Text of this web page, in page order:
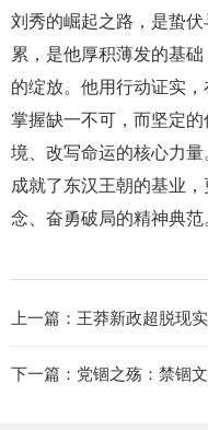
刘秀的崛起之路，是蛰
累，是他厚积薄发的基
的绽放。他用行动证实
掌握缺一不可，而坚定
境、改写命运的核心力
成就了东汉王朝的基业
念、奋勇破局的精神典范
上一篇： 王莽新政超脱现
下一篇： 党锢之殇：禁锢